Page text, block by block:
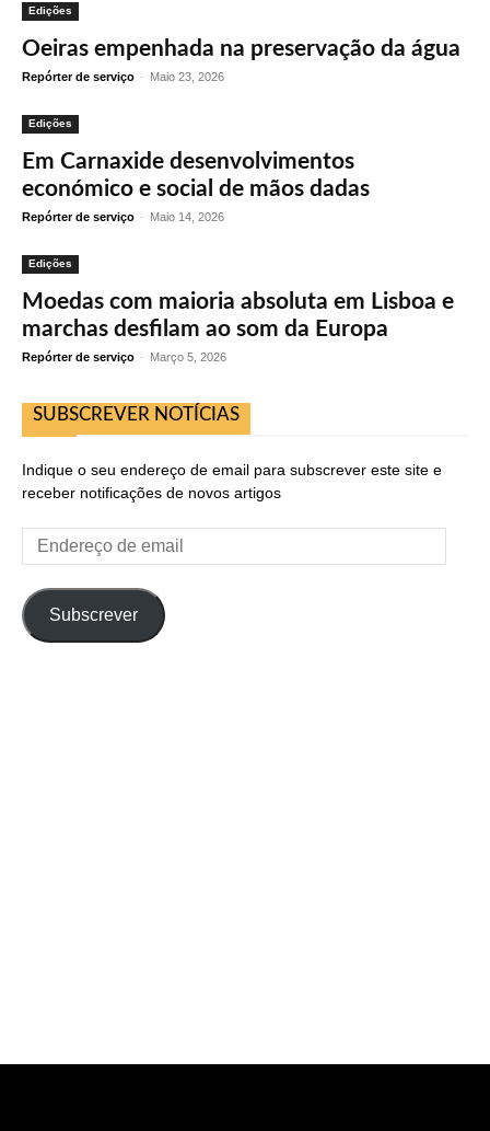
Edições
Oeiras empenhada na preservação da água
Repórter de serviço - Maio 23, 2026
Edições
Em Carnaxide desenvolvimentos
económico e social de mãos dadas
Repórter de serviço - Maio 14, 2026
Edições
Moedas com maioria absoluta em Lisboa e
marchas desfilam ao som da Europa
Repórter de serviço - Março 5, 2026
SUBSCREVER NOTÍCIAS
Indique o seu endereço de email para subscrever este site e
receber notificações de novos artigos
Endereço
de
Subscrever